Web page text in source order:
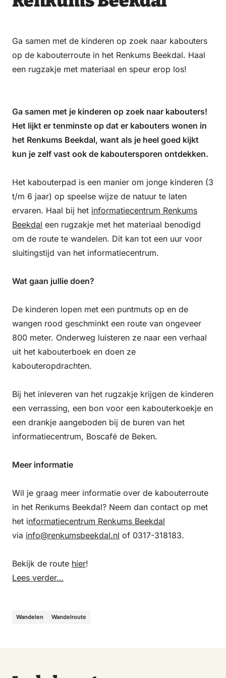
Ga samen met de kinderen op zoek naar kabouters
op de kabouterroute in het Renkums Beekdal. Haal
een rugzakje met materiaal en speur erop los!
Ga samen met je kinderen op zoek naar kabouters!
Het lijkt er tenminste op dat er kabouters wonen in
het Renkums Beekdal, want als je heel goed kijkt
kun je zelf vast ook de kaboutersporen ontdekken.
Het kabouterpad is een manier om jonge kinderen (3
t/m 6 jaar) op speelse wijze de natuur te laten
ervaren. Haal bij het informatiecentrum Renkums
Beekdal een rugzakje met het materiaal benodigd
om de route te wandelen. Dit kan tot een uur voor
sluitingstijd van het informatiecentrum.
Wat gaan jullie doen?
De kinderen lopen met een puntmuts op en de
wangen rood geschminkt een route van ongeveer
800 meter. Onderweg luisteren ze naar een verhaal
uit het kabouterboek en doen ze
kabouteropdrachten.
Bij het inleveren van het rugzakje krijgen de kinderen
een verrassing, een bon voor een kabouterkoekje en
een drankje aangeboden bij de buren van het
informatiecentrum, Boscafé de Beken.
Meer informatie
Wil je graag meer informatie over de kabouterroute
in het Renkums Beekdal? Neem dan contact op met
het informatiecentrum Renkums Beekdal
via info@renkumsbeekdal.nl of 0317-318183.
Bekijk de route hier!
Lees verder…
Wandelen Wandelroute